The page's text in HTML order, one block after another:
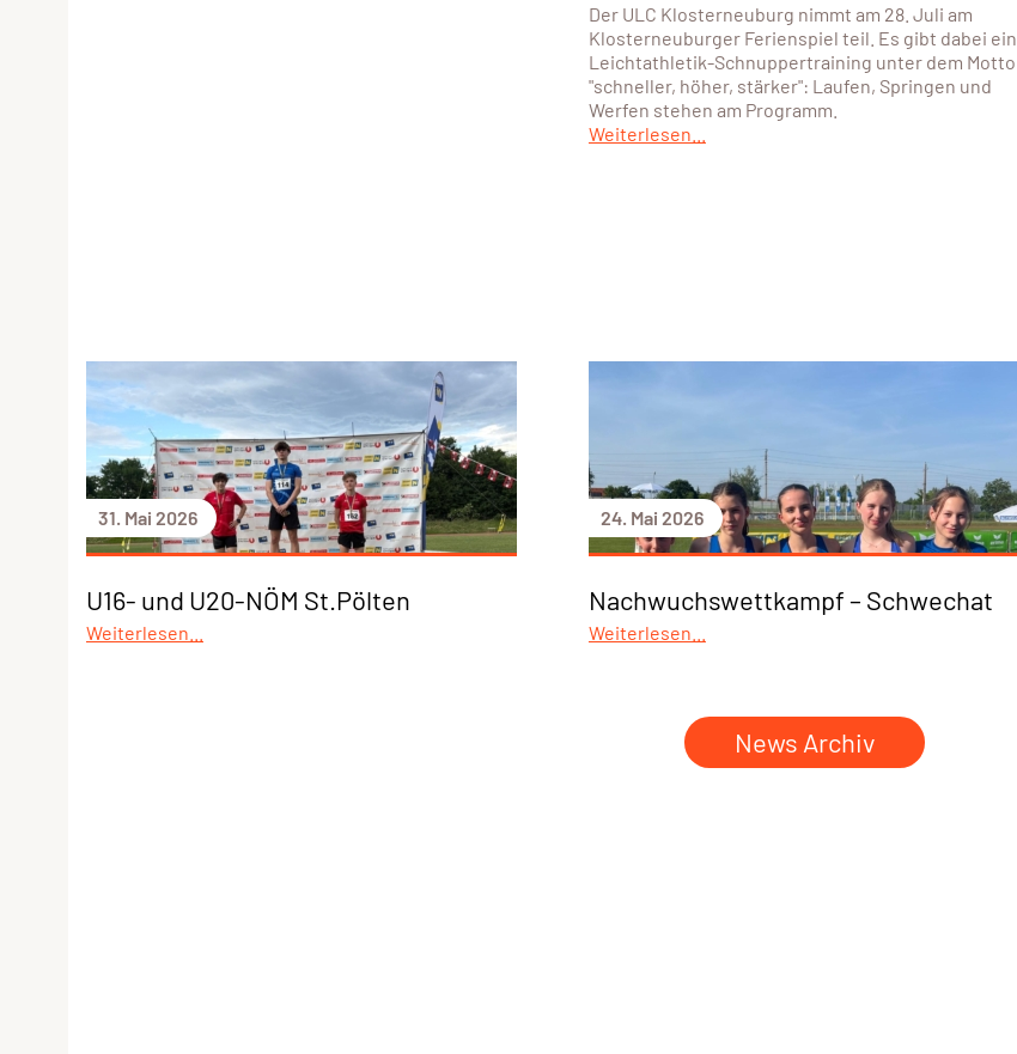
Der ULC Klosterneuburg nimmt am 28. Juli am
Klosterneuburger Ferienspiel teil. Es gibt dabei ein
Leichtathletik-Schnuppertraining unter dem Motto
"schneller, höher, stärker": Laufen, Springen und
Werfen stehen am Programm.
Weiterlesen...
31. Mai 2026
U16- und U20-NÖM St.Pölten
Weiterlesen...
24. Mai 2026
Nachwuchswettkampf – Schwechat
Weiterlesen...
News Archiv